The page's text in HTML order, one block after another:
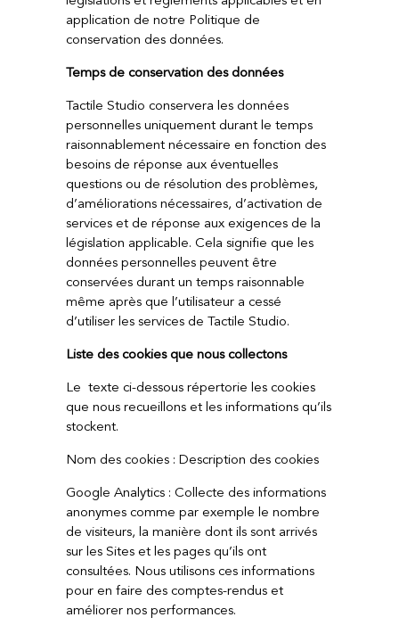
application de notre Politique de
conservation des données.
Temps de conservation des données
Tactile Studio conservera les données
personnelles uniquement durant le temps
raisonnablement nécessaire en fonction des
besoins de réponse aux éventuelles
questions ou de résolution des problèmes,
d’améliorations nécessaires, d’activation de
services et de réponse aux exigences de la
législation applicable. Cela signifie que les
données personnelles peuvent être
conservées durant un temps raisonnable
même après que l’utilisateur a cessé
d’utiliser les services de Tactile Studio.
Liste des cookies que nous collectons
Le texte ci-dessous répertorie les cookies
que nous recueillons et les informations qu’ils
stockent.
Nom des cookies : Description des cookies
Google Analytics : Collecte des informations
anonymes comme par exemple le nombre
de visiteurs, la manière dont ils sont arrivés
sur les Sites et les pages qu’ils ont
consultées. Nous utilisons ces informations
pour en faire des comptes-rendus et
améliorer nos performances.